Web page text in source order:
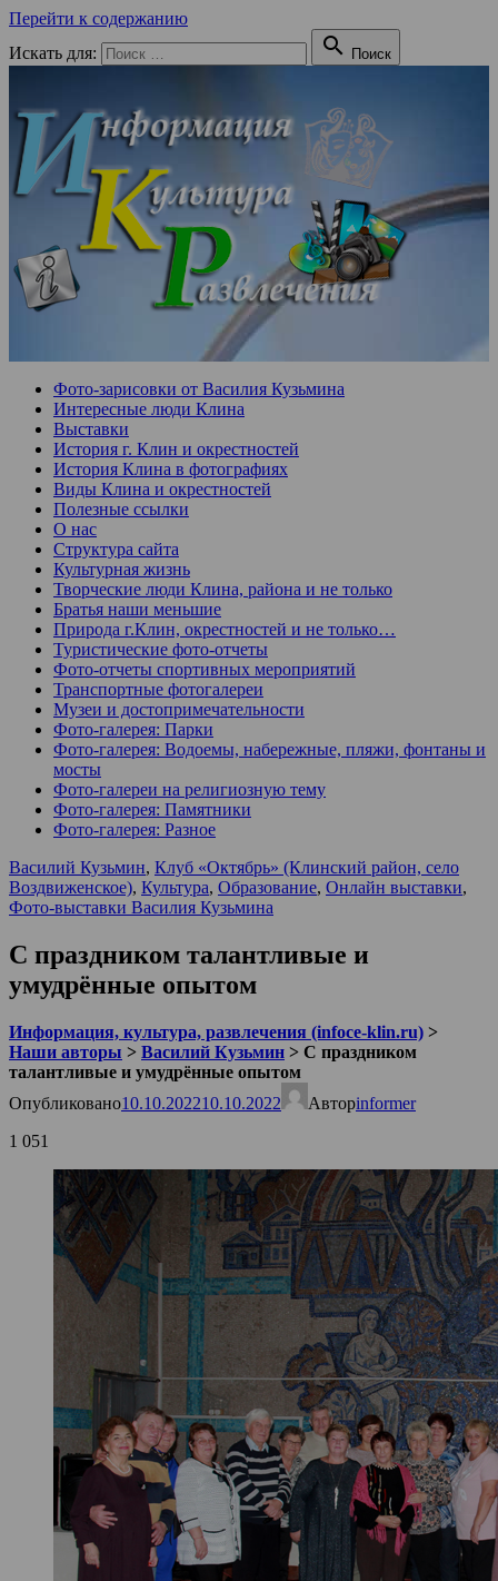
Перейти к содержанию
Искать для:
 Поиск
Фото-зарисовки от Василия Кузьмина
Интересные люди Клина
Выставки
История г. Клин и окрестностей
История Клина в фотографиях
Виды Клина и окрестностей
Полезные ссылки
О нас
Структура сайта
Культурная жизнь
Творческие люди Клина, района и не только
Братья наши меньшие
Природа г.Клин, окрестностей и не только…
Туристические фото-отчеты
Фото-отчеты спортивных мероприятий
Транспортные фотогалереи
Музеи и достопримечательности
Фото-галерея: Парки
Фото-галерея: Водоемы, набережные, пляжи, фонтаны и
мосты
Фото-галереи на религиозную тему
Фото-галерея: Памятники
Фото-галерея: Разное
Василий Кузьмин, Клуб «Октябрь» (Клинский район, село
Воздвиженское), Культура, Образование, Онлайн выставки,
Фото-выставки Василия Кузьмина
С праздником талантливые и
умудрённые опытом
Информация, культура, развлечения (infoce-klin.ru) >
Наши авторы > Василий Кузьмин > С праздником
талантливые и умудрённые опытом
Опубликовано10.10.202210.10.2022 Авторinformer
1 051